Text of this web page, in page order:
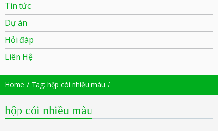
Tin tức
Dự án
Hỏi đáp
Liên Hệ
Home Tag: hộp cói nhiều màu
hộp cói nhiều màu